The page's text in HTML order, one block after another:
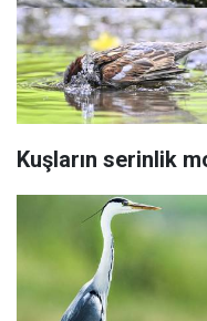
Kuşların serinlik